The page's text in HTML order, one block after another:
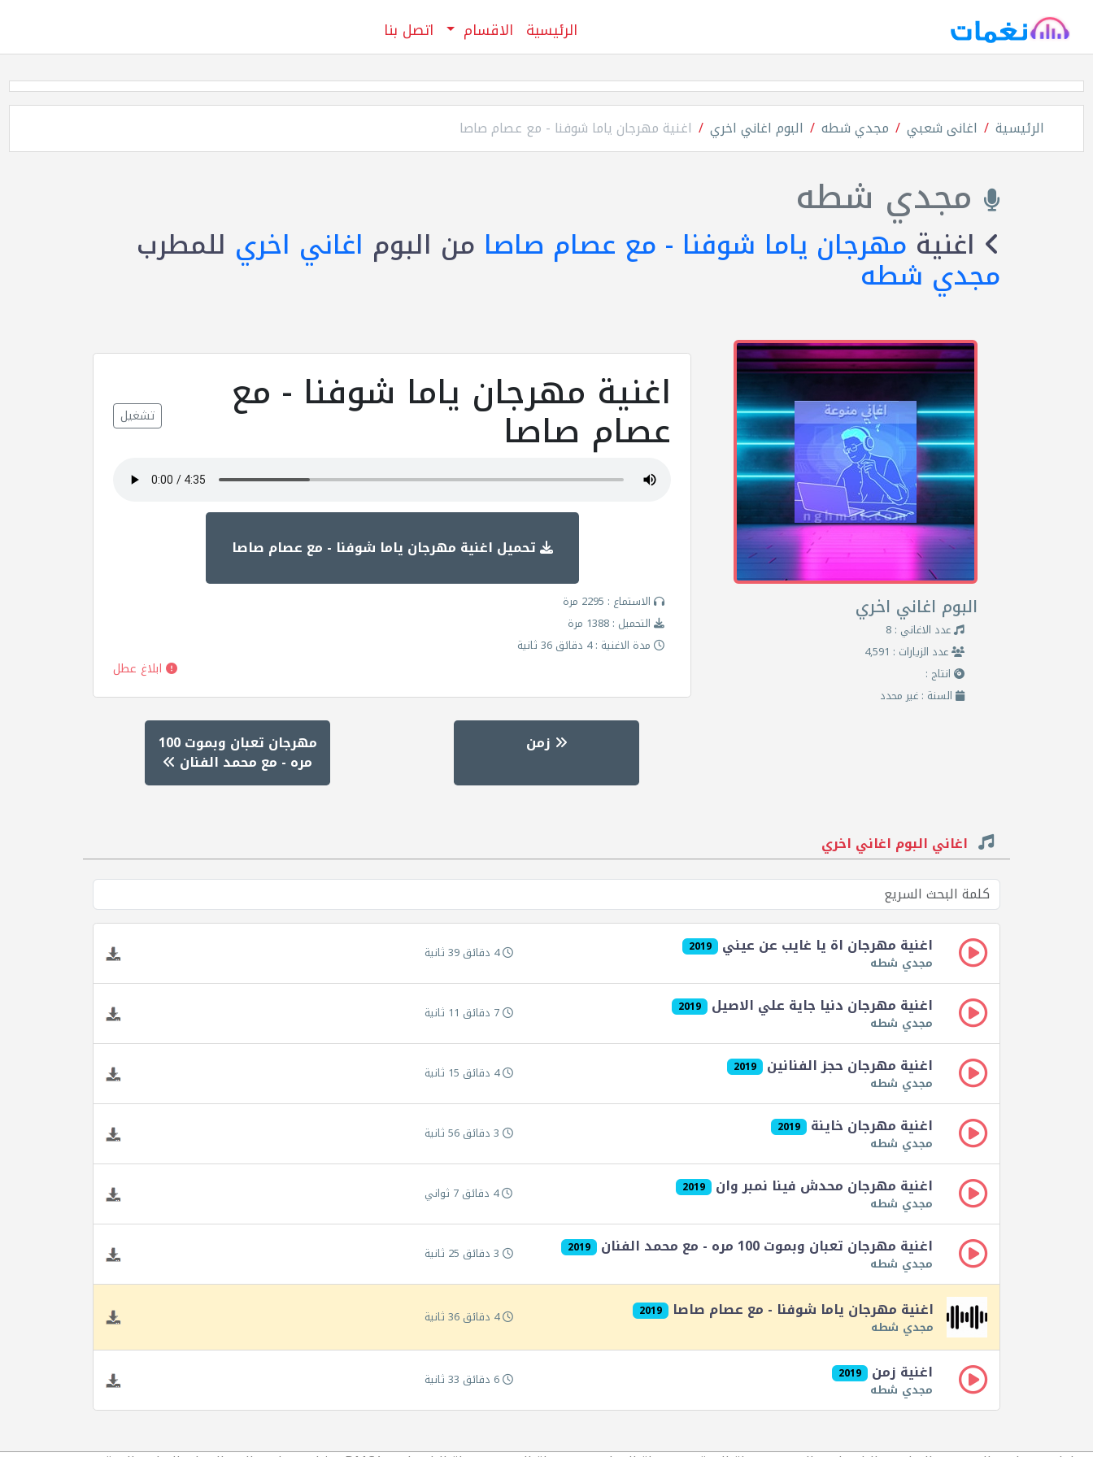
الرئيسية الاقسام اتصل بنا
الرئيسية اغانى شعبي مجدي شطه البوم اغاني اخري اغنية مهرجان ياما شوفنا - مع عصام صاصا
مجدي شطه
اغنية مهرجان ياما شوفنا - مع عصام صاصا من البوم اغاني اخري للمطرب
مجدي شطه
البوم اغاني اخري
عدد الاغاني : 8
عدد الزيارات : 4,591
انتاج :
السنة : غير محدد
اغنية مهرجان ياما شوفنا - مع
عصام صاصا تشغيل
تحميل اغنية مهرجان ياما شوفنا - مع عصام صاصا
الاستماع : 2295 مرة
التحميل : 1388 مرة
مدة الاغنية : 4 دقائق 36 ثانية
ابلاغ عطل
زمن مهرجان تعبان وبموت 100
مره - مع محمد الفنان
اغاني البوم اغاني اخري
اغنية مهرجان اة يا غايب عن عيني 2019
مجدي شطه 4 دقائق 39 ثانية
اغنية مهرجان دنيا جاية علي الاصيل 2019
مجدي شطه 7 دقائق 11 ثانية
اغنية مهرجان حجز الفنانين 2019
مجدي شطه 4 دقائق 15 ثانية
اغنية مهرجان خاينة 2019
مجدي شطه
اغنية مهرجان محدش فينا نمبر وان 2019
مجدي شطه 4 دقائق 7 ثواني
اغنية مهرجان تعبان وبموت 100 مره - مع محمد الفنان 2019
مجدي شطه
اغنية مهرجان ياما شوفنا - مع عصام صاصا 2019
مجدي شطه 4 دقائق 36 ثانية
اغنية زمن 2019
مجدي شطه 6 دقائق 33 ثانية